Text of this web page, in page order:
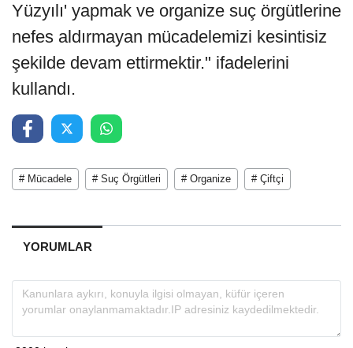
Yüzyılı' yapmak ve organize suç örgütlerine
nefes aldırmayan mücadelemizi kesintisiz
şekilde devam ettirmektir." ifadelerini
kullandı.
# Mücadele # Suç Örgütleri # Organize # Çiftçi
YORUMLAR